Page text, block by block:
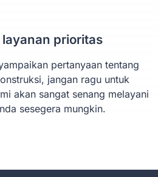
prioritas
pertanyaan tentang
jangan ragu untuk
akan sangat senang melayani
sesegera mungkin.